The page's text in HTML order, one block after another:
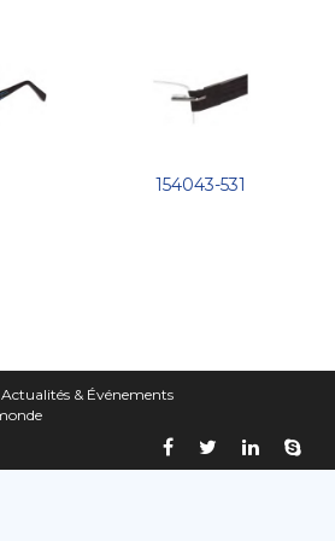
154043-531
Actualités & Événements